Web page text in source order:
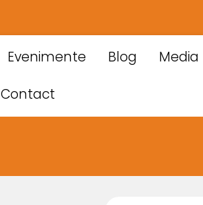
Evenimente Blog Media
Contact